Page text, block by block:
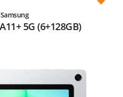
Samsung
5G (6+128GB)